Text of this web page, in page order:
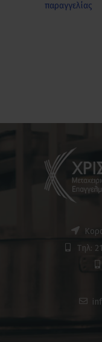
παραγγελίας
Τηλ: